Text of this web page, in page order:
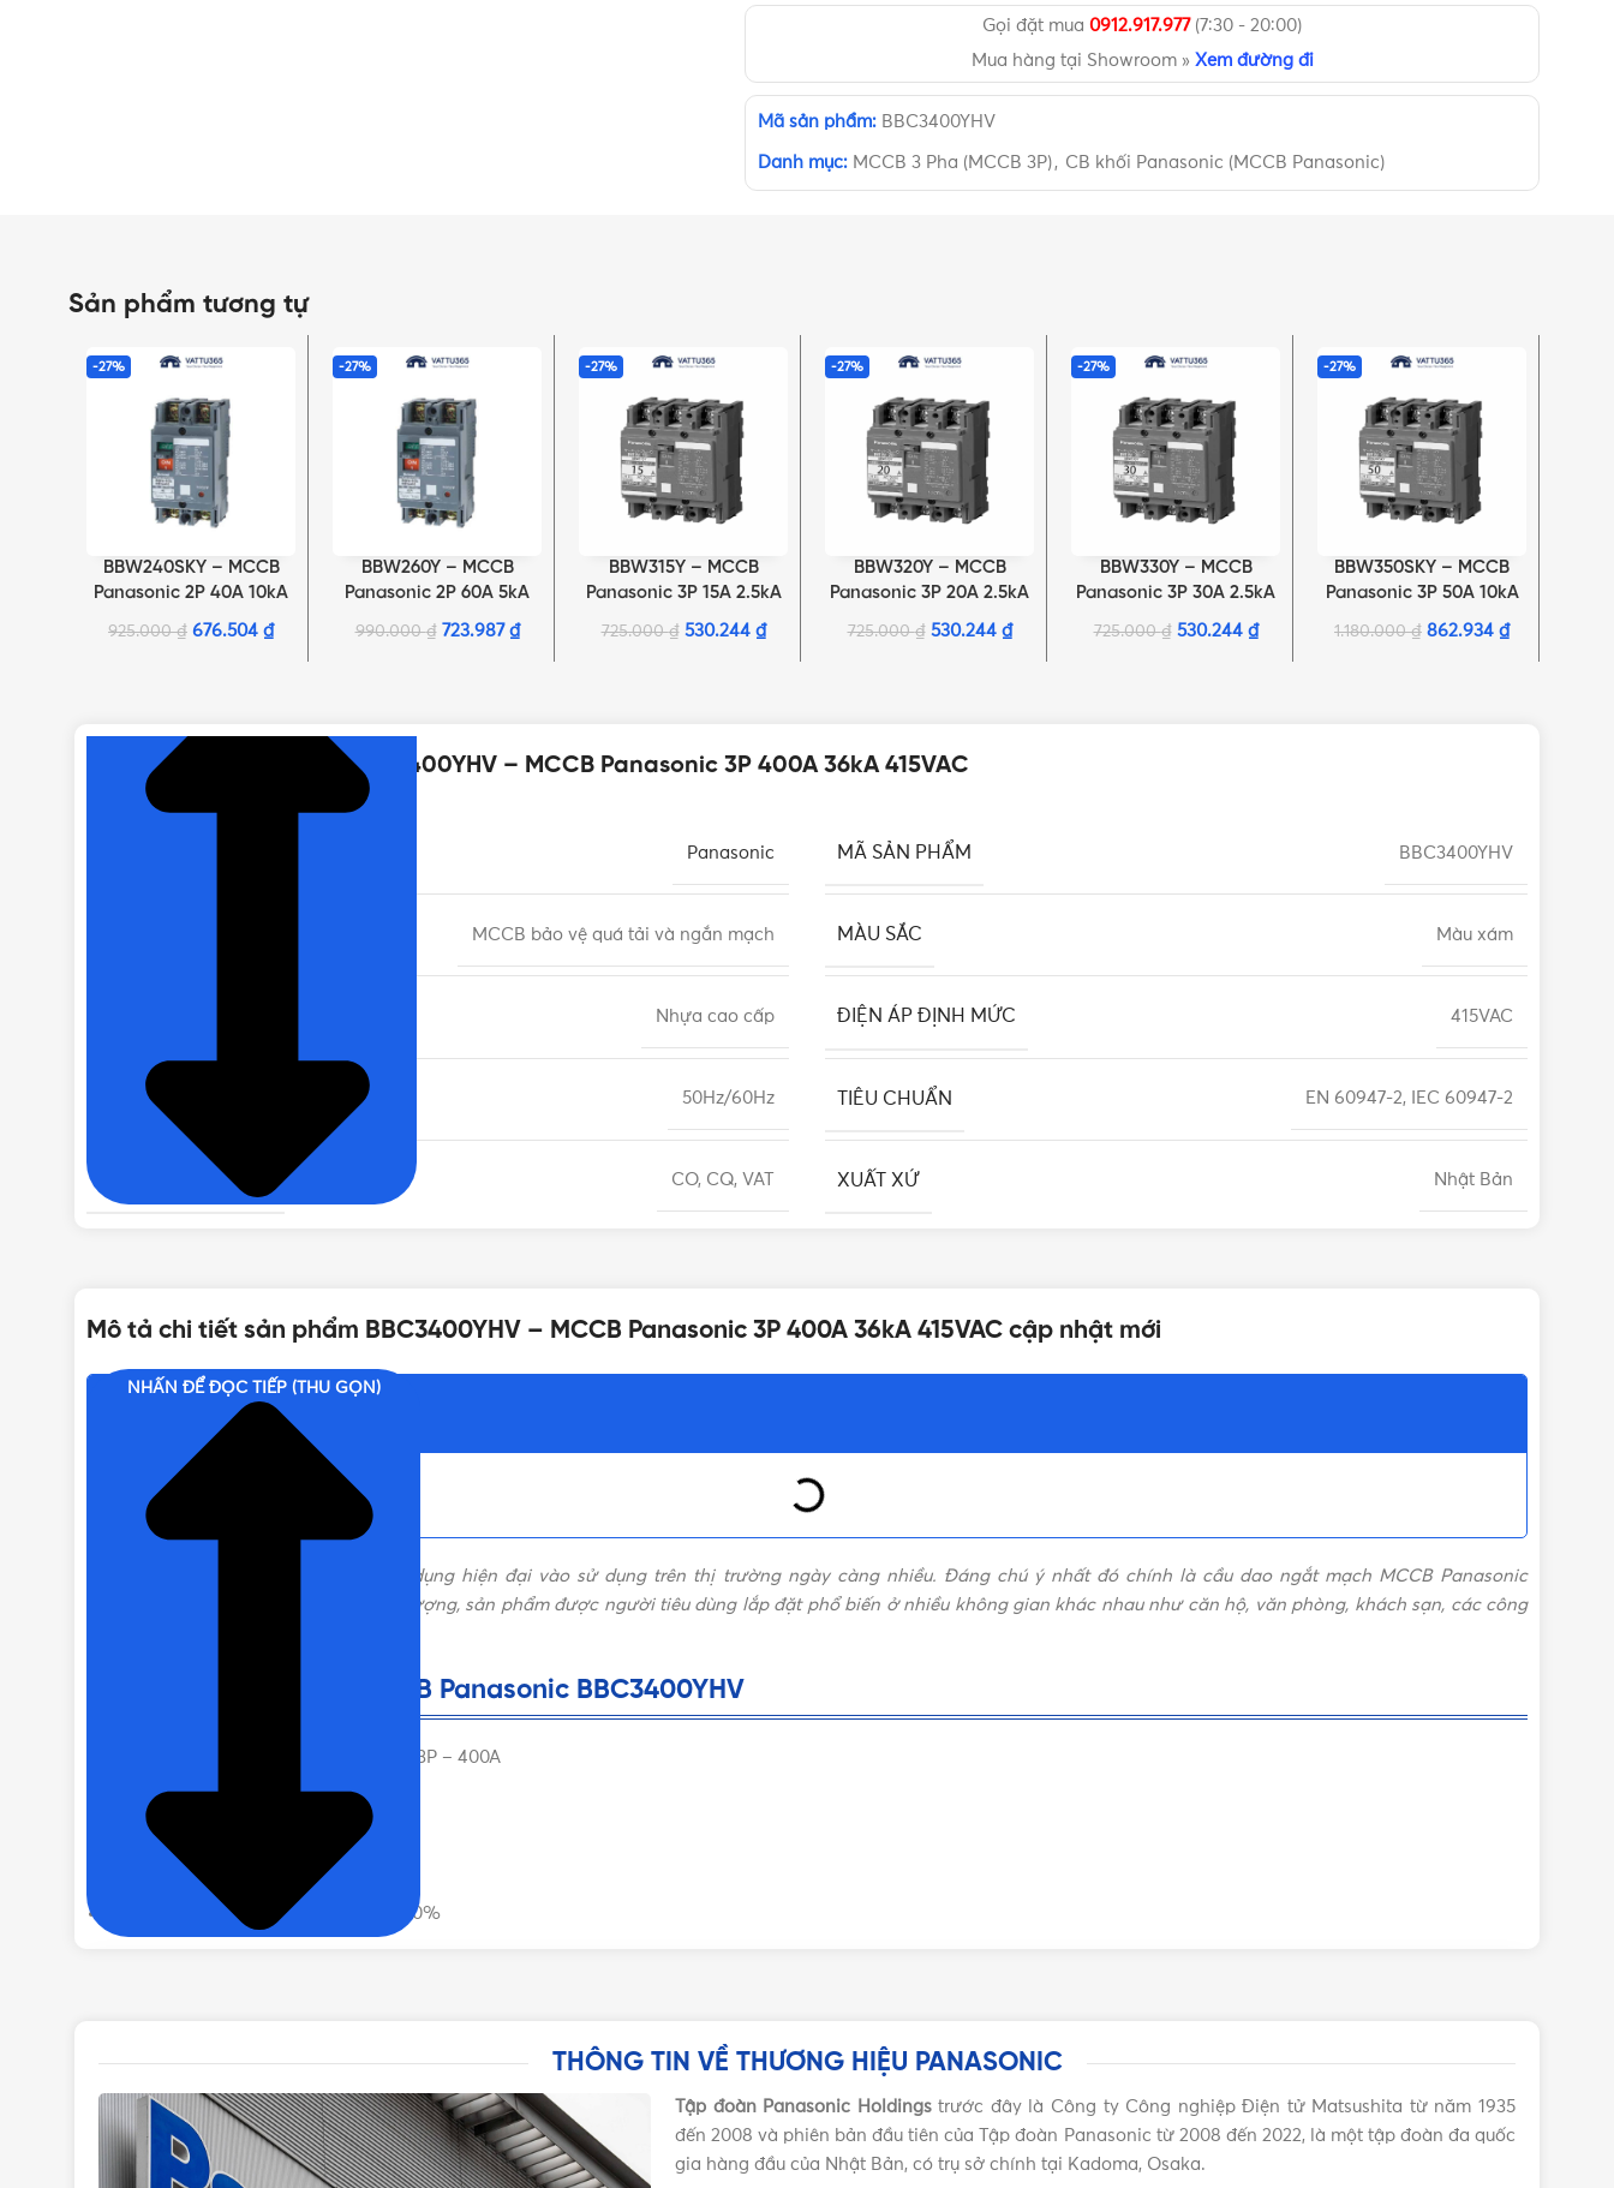
Gọi đặt mua 0912.917.977(7:30 - 20:00)
Mua hàng tại Showroom » Xem đường đi
Mã sản phẩm: BBC3400YHV
Danh mục: MCCB 3 Pha (MCCB 3P), CB khối Panasonic (MCCB Panasonic)
Sản phẩm tương tự
-27%
THÊM VÀO GIỎ HÀNG
BBW240SKY – MCCB
Panasonic 2P 40A 10kA
220VAC
925.000₫ 676.504 ₫
-27%
THÊM VÀO GIỎ HÀNG
BBW260Y – MCCB
Panasonic 2P 60A 5kA
220VAC
990.000₫ 723.987 ₫
-27%
THÊM VÀO GIỎ HÀNG
BBW315Y – MCCB
Panasonic 3P 15A 2.5kA
220VAC
725.000₫ 530.244 ₫
-27%
THÊM VÀO GIỎ HÀNG
BBW320Y – MCCB
Panasonic 3P 20A 2.5kA
220VAC
725.000₫ 530.244 ₫
-27%
THÊM VÀO GIỎ HÀNG
BBW330Y – MCCB
Panasonic 3P 30A 2.5kA
220VAC
725.000₫ 530.244 ₫
-27%
THÊM VÀO GIỎ HÀNG
BBW350SKY – MCCB
Panasonic 3P 50A 10kA
220VAC
1.180.000₫ 862.934 ₫
Thông số kỹ thuật của BBC3400YHV – MCCB Panasonic 3P 400A 36kA 415VAC
Panasonic MÃ SẢN PHẨM BBC3400YHV
MCCB bảo vệ quá tải và ngắn mạch MÀU SẮC Màu xám
Nhựa cao cấp ĐIỆN ÁP ĐỊNH MỨC 415VAC
TẦN SỐ ĐỊNH MỨC 50Hz/60Hz TIÊU CHUẨN EN 60947-2, IEC 60947-2
CHỨNG TỪ ĐI KÈM CO, CQ, VAT XUẤT XỨ Nhật Bản
DÒNG CẮT DANH ĐỊNH 36kA DÒNG ĐIỆN
NHẤN ĐỂ XEM TIẾP (THU GỌN)
Mô tả chi tiết sản phẩm BBC3400YHV – MCCB Panasonic 3P 400A 36kA 415VAC cập nhật mới
Nội dung chính
Ngày nay, việc đưa thiết bị điện dân dụng hiện đại vào sử dụng trên thị trường ngày càng nhiều. Đáng chú ý nhất đó chính là cầu dao ngắt mạch MCCB Panasonic
. Với những ưu điểm ấn tượng, sản phẩm được người tiêu dùng lắp đặt phổ biến ở nhiều không gian khác nhau như căn hộ, văn phòng, khách sạn, các công
Thống số cơ bản của MCCB Panasonic BBC3400YHV
MCCB (Molded Case Circuit Breaker) 3P – 400A
Dòng cắt: 415VAC/36kA
Sản xuất tại Nhật Bản
Bảo hành: 12 tháng
Tiêu chuẩn: IEC 60947-2, EN 60947-2
Trạng thái sản phẩm: Có sẵn, mới 100%
NHẤN ĐỂ ĐỌC TIẾP (THU GỌN)
THÔNG TIN VỀ THƯƠNG HIỆU PANASONIC
Tập đoàn Panasonic Holdingstrước đây là Công ty Công nghiệp Điện tử Matsushita từ năm 1935
đến 2008 và phiên bản đầu tiên của Tập đoàn Panasonic từ 2008 đến 2022, là một tập đoàn đa quốc
gia hàng đầu của Nhật Bản, có trụ sở chính tại Kadoma, Osaka.